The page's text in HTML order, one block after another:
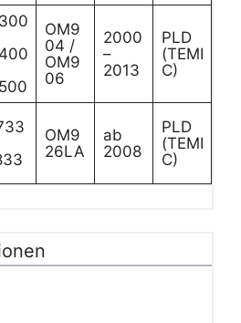
OM9
04 /
OM9
06
2000
–
2013
PLD
(TEMI
C)
OM9
26LA
ab
2008
PLD
(TEMI
C)